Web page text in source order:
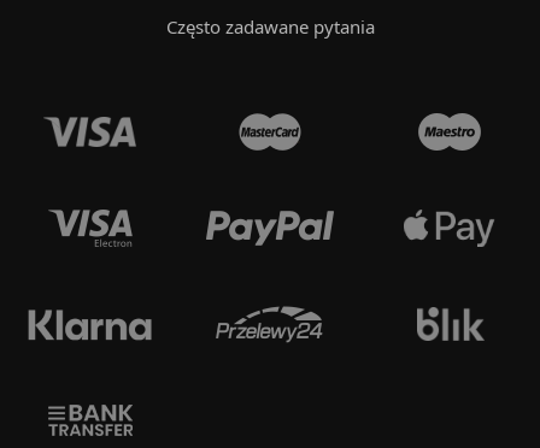
Często zadawane pytania